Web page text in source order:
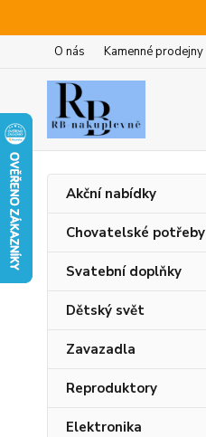
O nás Kamenné prodejny
Akční nabídky
Chovatelské potřeby
Svatební doplňky
Dětský svět
Zavazadla
Reproduktory
Elektronika